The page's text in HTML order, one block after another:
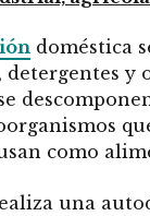
doméstica
detergentes y
como
una